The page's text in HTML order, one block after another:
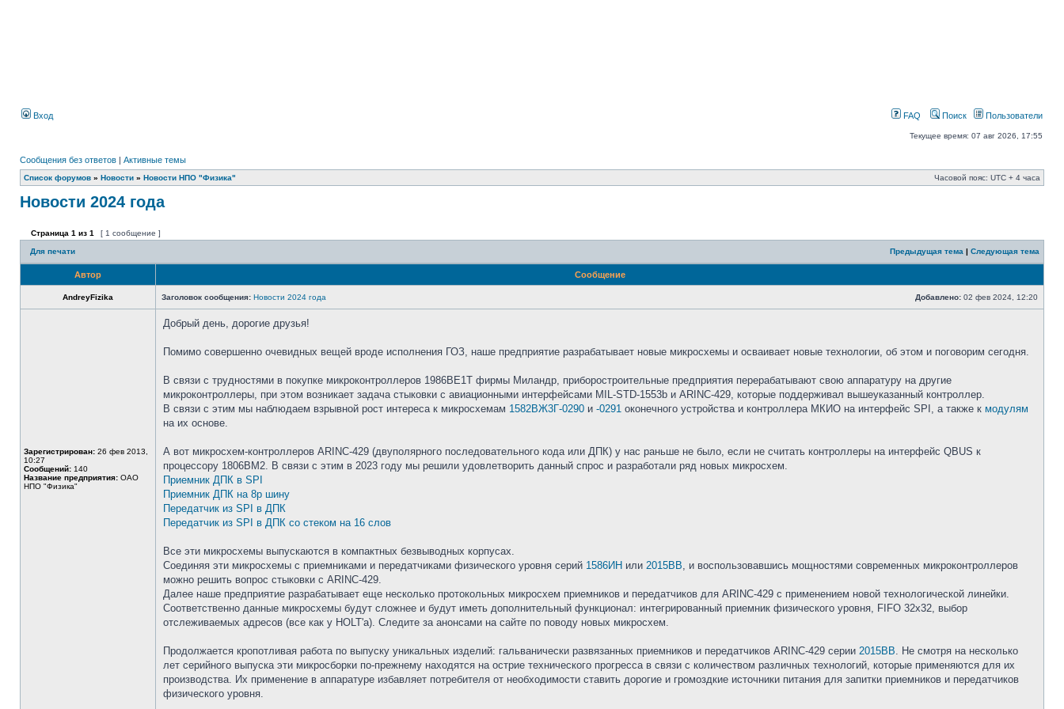
Вход FAQ Поиск Пользователи
Текущее время: 07 авг 2026, 17:55
Сообщения без ответов | Активные темы
Список форумов » Новости » Новости НПО "Физика" Часовой пояс: UTC + 4 часа
Новости 2024 года
Страница 1 из 1 [ 1 сообщение ]
Для печати Предыдущая тема | Следующая тема
Автор Сообщение
AndreyFizika Заголовок сообщения: Новости 2024 года Добавлено: 02 фев 2024, 12:20
Зарегистрирован: 26 фев 2013,
10:27
Сообщений: 140
Название предприятия: ОАО
НПО "Физика"
Добрый день, дорогие друзья!
Помимо совершенно очевидных вещей вроде исполнения ГОЗ, наше предприятие разрабатывает новые микросхемы и осваивает новые технологии, об этом и поговорим сегодня.
В связи с трудностями в покупке микроконтроллеров 1986ВЕ1Т фирмы Миландр, приборостроительные предприятия перерабатывают свою аппаратуру на другие
микроконтроллеры, при этом возникает задача стыковки с авиационными интерфейсами MIL-STD-1553b и ARINC-429, которые поддерживал вышеуказанный контроллер.
В связи с этим мы наблюдаем взрывной рост интереса к микросхемам 1582ВЖ3Г-0290 и -0291 оконечного устройства и контроллера МКИО на интерфейс SPI, а также к модулям
на их основе.
А вот микросхем-контроллеров ARINC-429 (двуполярного последовательного кода или ДПК) у нас раньше не было, если не считать контроллеры на интерфейс QBUS к
процессору 1806ВМ2. В связи с этим в 2023 году мы решили удовлетворить данный спрос и разработали ряд новых микросхем.
Приемник ДПК в SPI
Приемник ДПК на 8р шину
Передатчик из SPI в ДПК
Передатчик из SPI в ДПК со стеком на 16 слов
Все эти микросхемы выпускаются в компактных безвыводных корпусах.
Соединяя эти микросхемы с приемниками и передатчиками физического уровня серий 1586ИН или 2015ВВ, и воспользовавшись мощностями современных микроконтроллеров
можно решить вопрос стыковки с ARINC-429.
Далее наше предприятие разрабатывает еще несколько протокольных микросхем приемников и передатчиков для ARINC-429 с применением новой технологической линейки.
Соответственно данные микросхемы будут сложнее и будут иметь дополнительный функционал: интегрированный приемник физического уровня, FIFO 32x32, выбор
отслеживаемых адресов (все как у HOLT'a). Следите за анонсами на сайте по поводу новых микросхем.
Продолжается кропотливая работа по выпуску уникальных изделий: гальванически развязанных приемников и передатчиков ARINC-429 серии 2015ВВ. Не смотря на несколько
лет серийного выпуска эти микросборки по-прежнему находятся на острие технического прогресса в связи с количеством различных технологий, которые применяются для их
производства. Их применение в аппаратуре избавляет потребителя от необходимости ставить дорогие и громоздкие источники питания для запитки приемников и передатчиков
физического уровня.